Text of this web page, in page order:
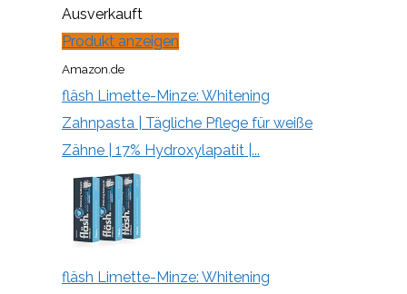
Ausverkauft
Produkt anzeigen
Amazon.de
fläsh Limette-Minze: Whitening
Zahnpasta | Tägliche Pflege für weiße
Zähne | 17% Hydroxylapatit |...
fläsh Limette-Minze: Whitening